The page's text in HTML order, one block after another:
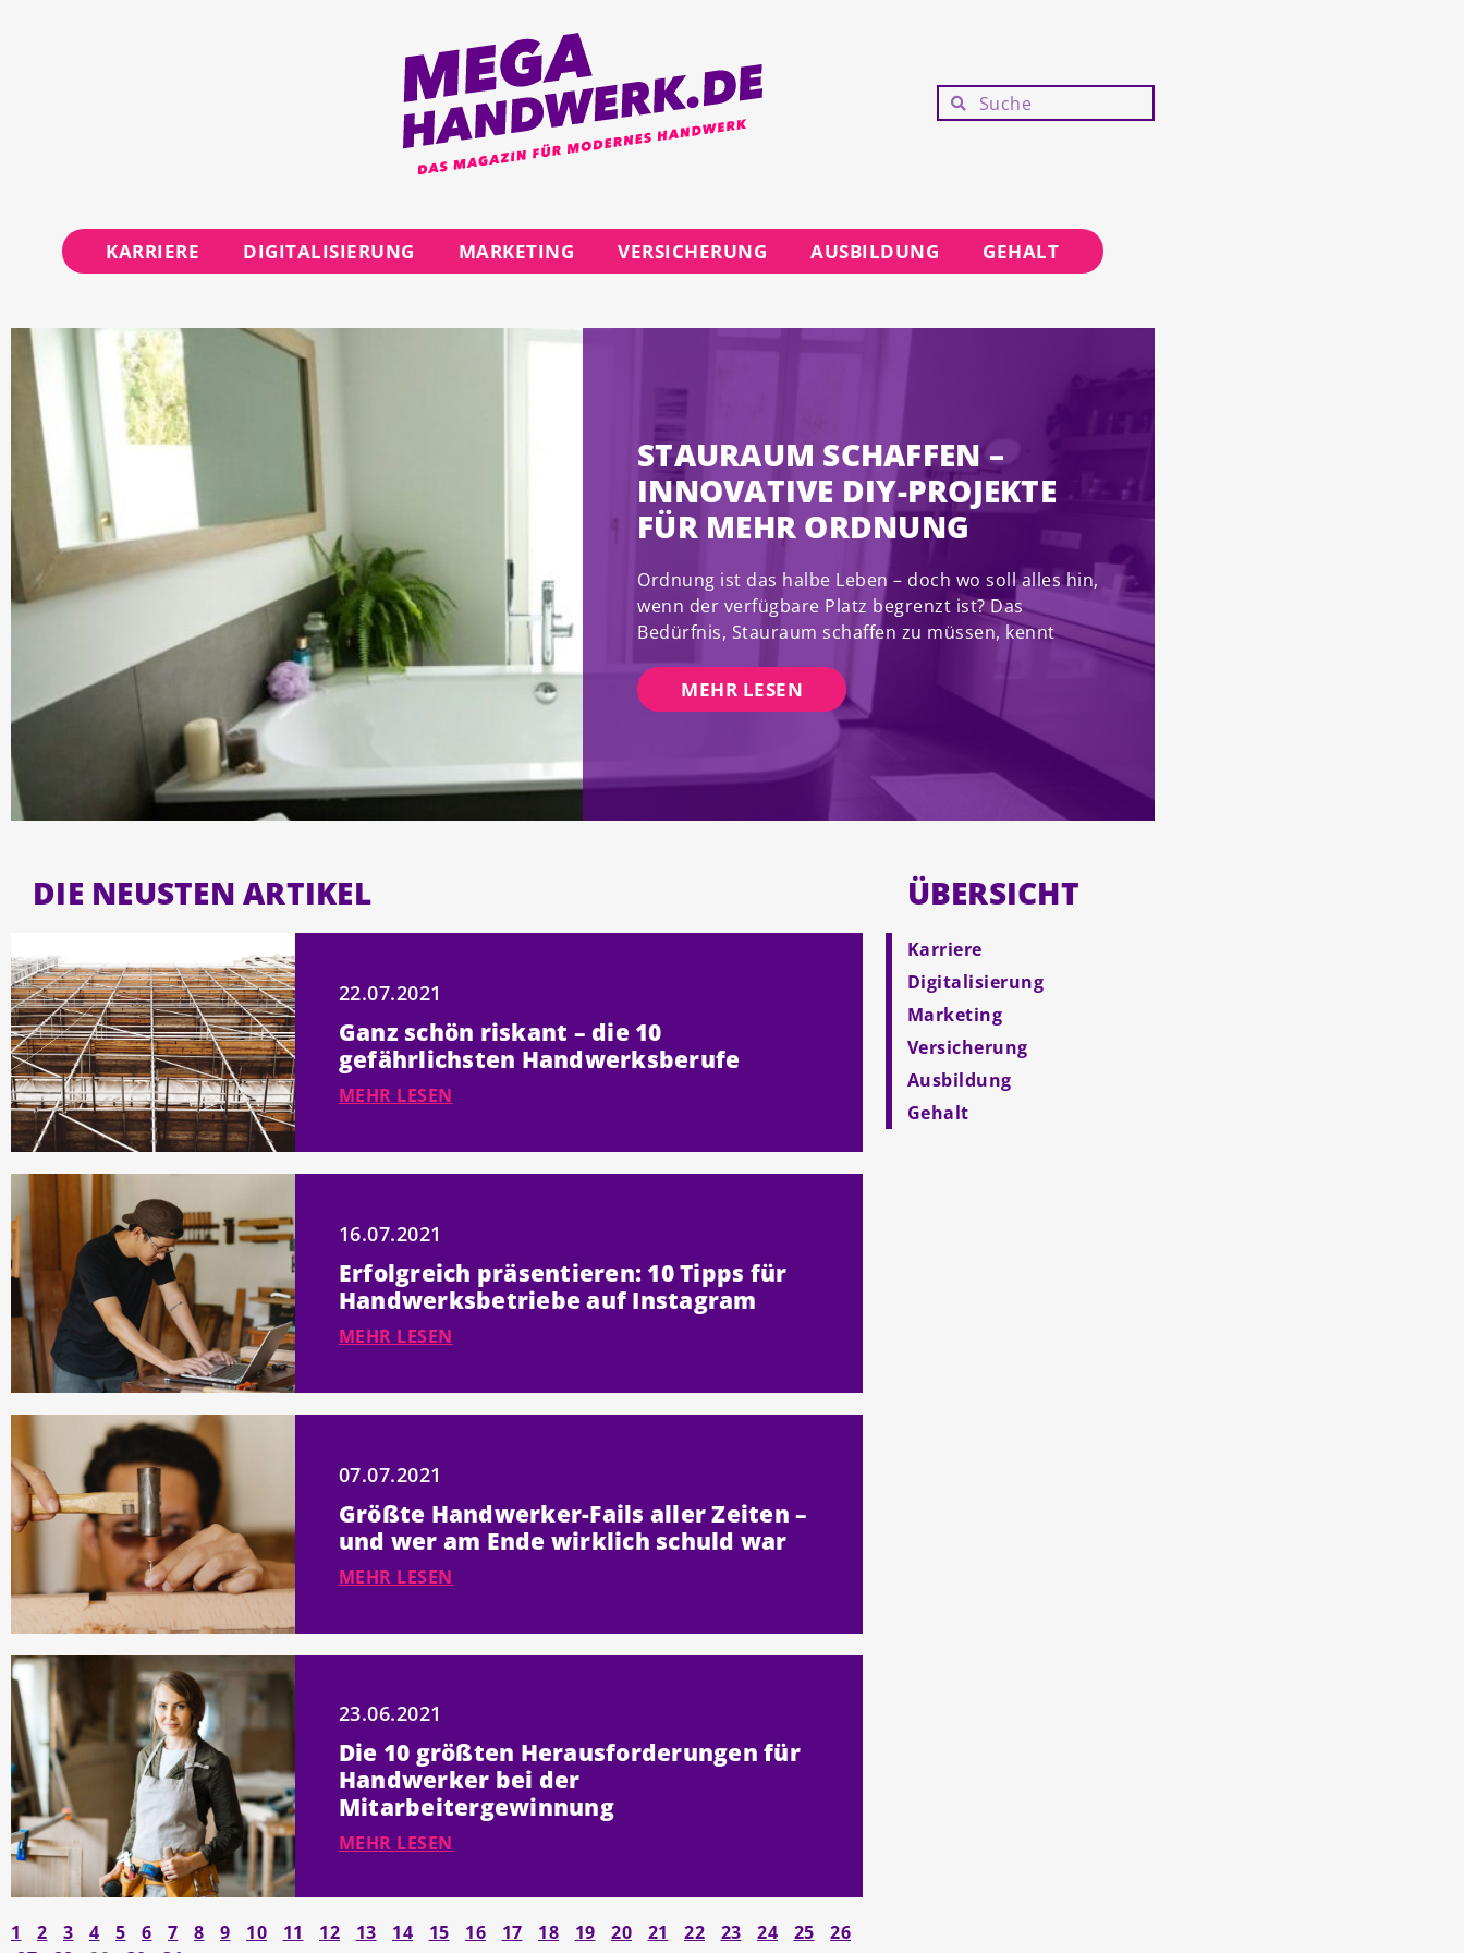
KARRIERE DIGITALISIERUNG MARKETING VERSICHERUNG AUSBILDUNG GEHALT
STAURAUM SCHAFFEN –
INNOVATIVE DIY-PROJEKTE
FÜR MEHR ORDNUNG
Ordnung ist das halbe Leben – doch wo soll alles hin,
wenn der verfügbare Platz begrenzt ist? Das
Bedürfnis, Stauraum schaffen zu müssen, kennt
MEHR LESEN
DIE NEUSTEN ARTIKEL
22.07.2021
Ganz schön riskant – die 10
gefährlichsten Handwerksberufe
MEHR LESEN
16.07.2021
Erfolgreich präsentieren: 10 Tipps für
Handwerksbetriebe auf Instagram
MEHR LESEN
07.07.2021
Größte Handwerker-Fails aller Zeiten –
und wer am Ende wirklich schuld war
MEHR LESEN
23.06.2021
Die 10 größten Herausforderungen für
Handwerker bei der
Mitarbeitergewinnung
MEHR LESEN
1 2 3 4 5 6 7 8 9 10 11 12 13 14 15 16 17 18 19 20 21 22 23 24 25
26
ÜBERSICHT
Karriere
Digitalisierung
Marketing
Versicherung
Ausbildung
Gehalt